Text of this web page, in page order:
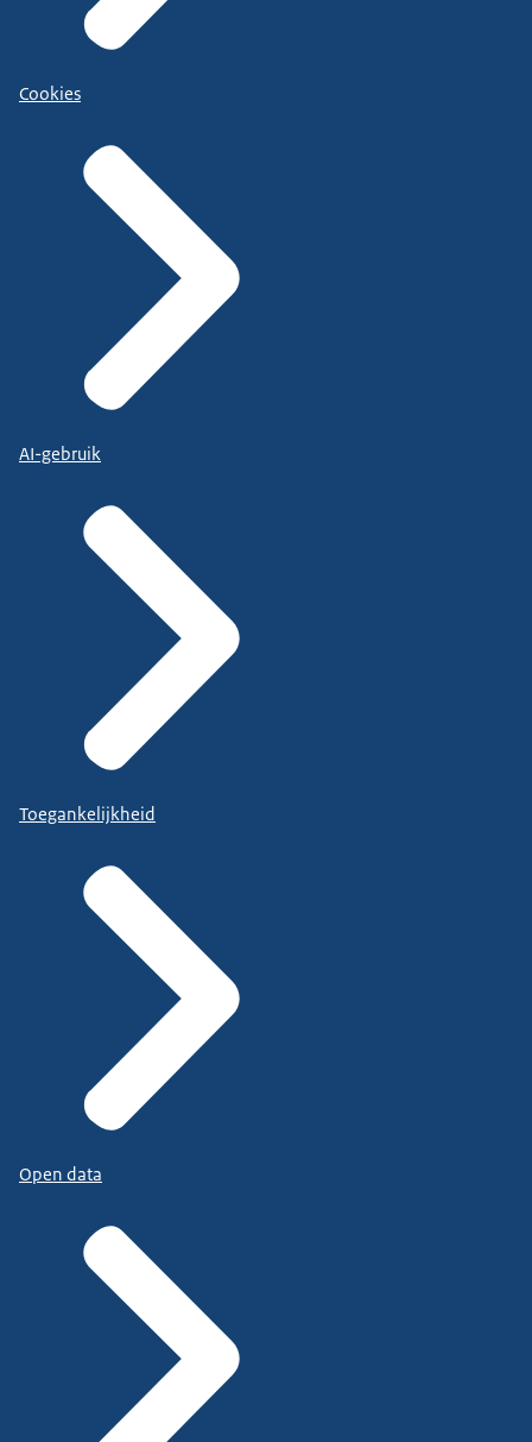
Cookies
AI-gebruik
Toegankelijkheid
Open data